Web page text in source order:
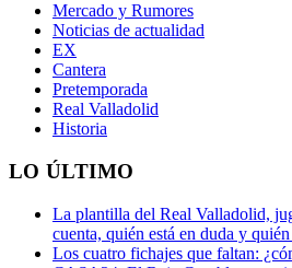
Mercado y Rumores
Noticias de actualidad
EX
Cantera
Pretemporada
Real Valladolid
Historia
LO ÚLTIMO
La plantilla del Real Valladolid,
cuenta, quién está en duda y
Los cuatro fichajes que faltan: